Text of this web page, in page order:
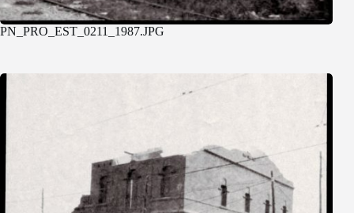
PN_PRO_EST_0211_1987.JPG